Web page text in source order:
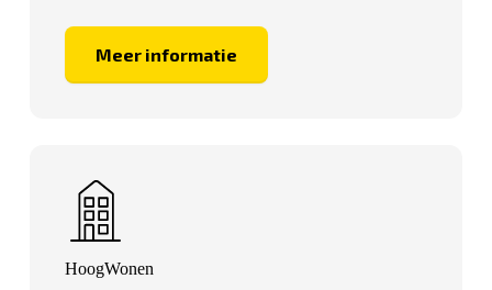
Meer informatie
HoogWonen